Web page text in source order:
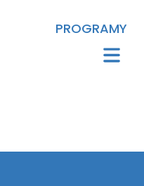
PROGRAMY